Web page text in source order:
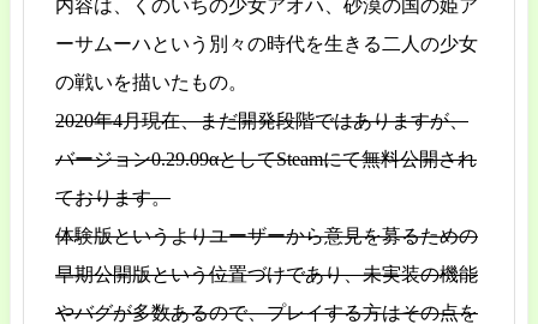
内容は、くのいちの少女アオハ、砂漠の国の姫ア
ーサムーハという別々の時代を生きる二人の少女
の戦いを描いたもの。
2020年4月現在、まだ開発段階ではありますが、
バージョン0.29.09αとしてSteamにて無料公開され
ております。
体験版というよりユーザーから意見を募るための
早期公開版という位置づけであり、未実装の機能
やバグが多数あるので、プレイする方はその点を